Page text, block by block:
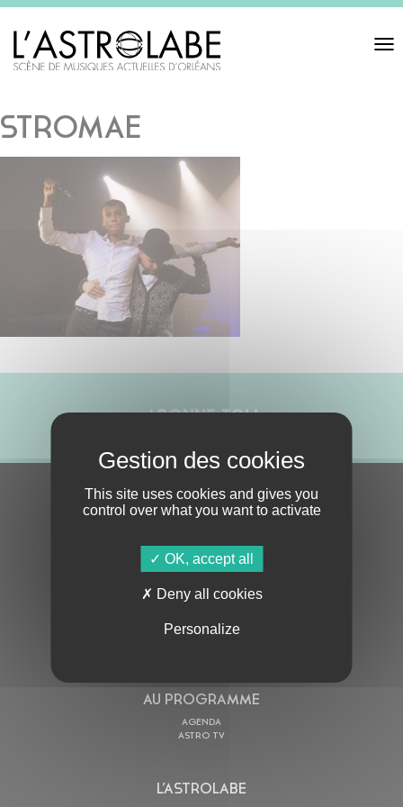
Toggle
STROMAE
ABONNE-TOI !
S'ABONNER À LA NEWSLETTER
En cochant cette case, j’accepte laPolitique de confidentialité
AU PROGRAMME
AGENDA
ASTRO TV
L’ASTROLABE
This site uses cookies and gives you
control over what you want to activate
OK, accept all
Deny all cookies
Personalize